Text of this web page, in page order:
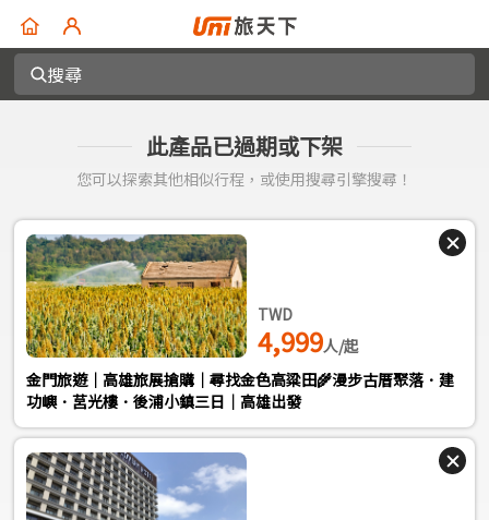
搜尋
此產品已過期或下架
您可以探索其他相似行程，或使用搜尋引擎搜尋！
TWD
4,999人/起
金門旅遊｜高雄旅展搶購｜尋找金色高粱田🌾漫步古厝聚落．建
功嶼．莒光樓．後浦小鎮三日｜高雄出發